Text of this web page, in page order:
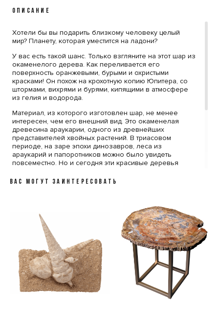
ОПИСАНИЕ
Хотели бы вы подарить близкому человеку целый
мир? Планету, которая уместится на ладони?
У вас есть такой шанс. Только взгляните на этот шар из
окаменелого дерева. Как переливается его
поверхность оранжевыми, бурыми и охристыми
красками! Он похож на крохотную копию Юпитера, со
штормами, вихрями и бурями, кипящими в атмосфере
из гелия и водорода.
Материал, из которого изготовлен шар, не менее
интересен, чем его внешний вид. Это окаменелая
древесина араукарии, одного из древнейших
представителей хвойных растений. В триасовом
периоде, на заре эпохи динозавров, леса из
араукарий и папоротников можно было увидеть
повсеместно. Но и сегодня эти красивые деревья
Америке.
коробку с фирменным логотипом компании Paleo
Hunters. Специальный наполнитель убережет вашу
покупку от повреждений. К коробке прилагается
конверт с сургучной печатью нашего логотипа, внутрь
которого помещен сертификат, подтверждающий
подлинность образца.
ВАС МОГУТ ЗАИНТЕРЕСОВАТЬ